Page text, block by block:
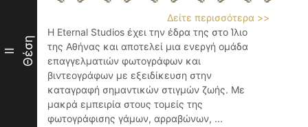
II Θέση
Δείτε περισσότερα >>
Η Eternal Studios έχει την έδρα της στο Ίλιο
της Αθήνας και αποτελεί μια ενεργή ομάδα
επαγγελματιών φωτογράφων και
βιντεογράφων με εξειδίκευση στην
καταγραφή σημαντικών στιγμών ζωής. Με
μακρά εμπειρία στους τομείς της
φωτογράφισης γάμων, αρραβώνων, ...